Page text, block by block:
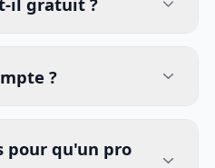
?
pour qu'un pro